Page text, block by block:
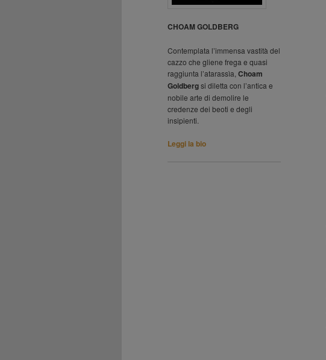
CHOAM GOLDBERG
Contemplata l’immensa vastità del
cazzo che gliene frega e quasi
raggiunta l’atarassìa, Choam
Goldbergsi diletta con l’antica e
nobile arte di demolire le
credenze dei beoti e degli
insipienti.
Leggi la bio